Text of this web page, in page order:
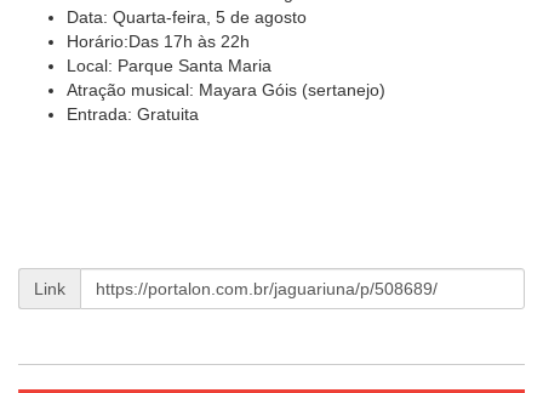
Data: Quarta-feira, 5 de agosto
Horário:Das 17h às 22h
Local: Parque Santa Maria
Atração musical: Mayara Góis (sertanejo)
Entrada: Gratuita
Link